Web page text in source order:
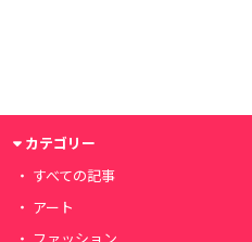
カテゴリー
すべての記事
アート